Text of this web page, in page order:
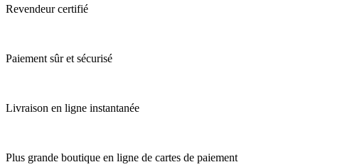
Revendeur certifié
Paiement sûr et sécurisé
Livraison en ligne instantanée
Plus grande boutique en ligne de cartes de paiement